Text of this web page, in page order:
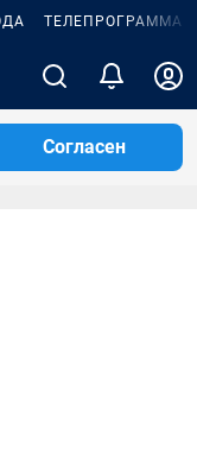
ТЕЛЕПРОГРАММА
Согласен